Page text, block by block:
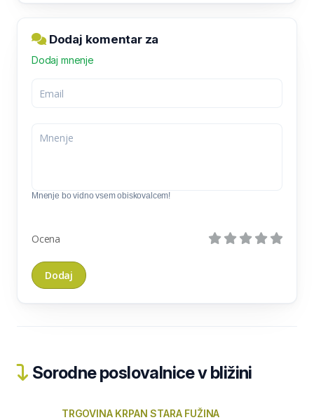
Dodaj komentar za
Dodaj mnenje
Mnenje bo vidno vsem obiskovalcem!
Ocena
Sorodne poslovalnice v bližini
TRGOVINA KRPAN STARA FUŽINA